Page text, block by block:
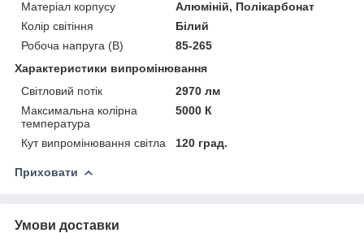
Матеріал корпусу
Алюміній, Полікарбонат
Колір світіння
Білий
Робоча напруга (В)
85-265
Характеристики випромінювання
Світловий потік
2970 лм
Максимальна колірна
температура
5000 К
Кут випромінювання світла 120 град.
Приховати
Умови доставки